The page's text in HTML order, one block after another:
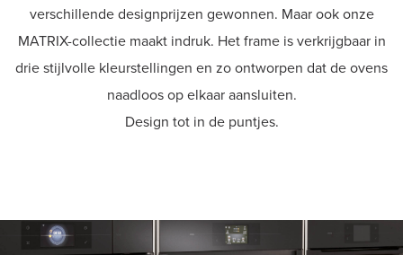
Service
Shop
verschillende designprijzen gewonnen. Maar ook onze
MATRIX-collectie maakt indruk. Het frame is verkrijgbaar in
drie stijlvolle kleurstellingen en zo ontworpen dat de ovens
naadloos op elkaar aansluiten.
Design tot in de puntjes.